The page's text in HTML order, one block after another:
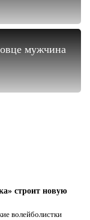
мужчина
строит новую
волейболистки